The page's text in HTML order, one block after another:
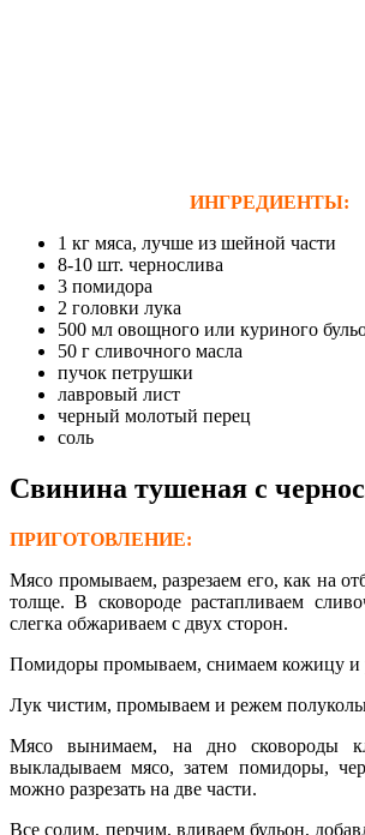
ИНГРЕДИЕНТЫ:
1 кг мяса, лучше из шейной части
8-10 шт. чернослива
3 помидора
2 головки лука
500 мл овощного или куриного
50 г сливочного масла
пучок петрушки
лавровый лист
черный молотый перец
соль
Свинина тушеная с
ПРИГОТОВЛЕНИЕ:
Мясо промываем, разрезаем его, как на
толще. В сковороде растапливаем
слегка обжариваем с двух сторон.
Помидоры промываем, снимаем кожицу и
Лук чистим, промываем и режем
Мясо вынимаем, на дно сковороды
выкладываем мясо, затем помидоры,
можно разрезать на две части.
Все солим, перчим, вливаем бульон,